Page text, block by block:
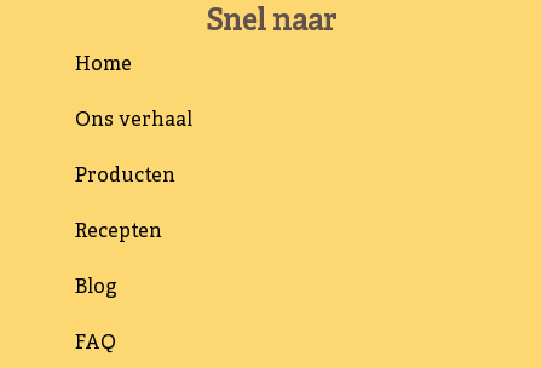
Snel naar
Home
Ons verhaal
Producten
Recepten
Blog
FAQ